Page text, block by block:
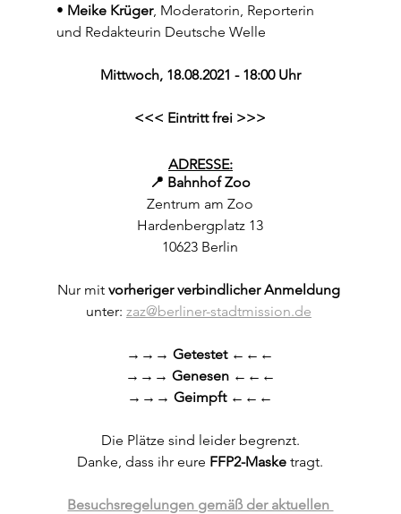
• Meike Krüger, Moderatorin, Reporterin
und Redakteurin Deutsche Welle
Mittwoch, 18.08.2021 - 18:00 Uhr
<<< Eintritt frei >>>
ADRESSE:
📍 Bahnhof Zoo
Zentrum am Zoo
Hardenbergplatz 13
10623 Berlin
Nur mit vorheriger verbindlicher Anmeldung
unter: zaz@berliner-stadtmission.de
→→→ Getestet ←←←
→→→ Genesen ←←←
→→→ Geimpft ←←←
Die Plätze sind leider begrenzt.
Danke, dass ihr eure FFP2-Maske tragt.
Besuchsregelungen gemäß der aktuellen